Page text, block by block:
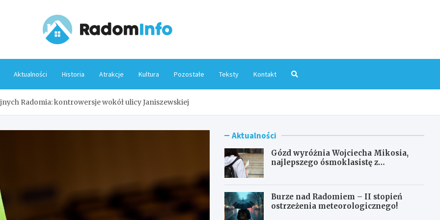
Aktualności Historia Atrakcje Kultura Pozostałe Teksty Kontakt
Radomia: kontrowersje wokół ulicy Janiszewskiej
Aktualności
Gózd wyróżnia Wojciecha Mikosia,
najlepszego ósmoklasistę z
Burze nad Radomiem – II stopień
ostrzeżenia meteorologicznego!